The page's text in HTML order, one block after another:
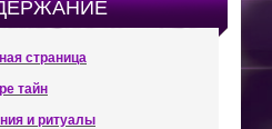
страница
тайн
и ритуалы